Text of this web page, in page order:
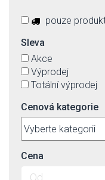
pouze
Sleva
Akce
Výprodej
Totální výprodej
Cenová kategorie
Cena